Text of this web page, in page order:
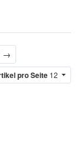
→
pro Seite 12